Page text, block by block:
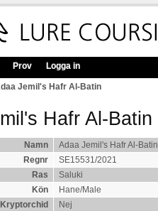
Prov Logga in
Jemil's Hafr Al-Batin
Hafr Al-Batin
Namn
Adaa Jemil's Hafr Al-Batin
Regnr
SE15531/2021
Ras
Saluki
Kön
Hane/Male
Kryptorchid
Nej